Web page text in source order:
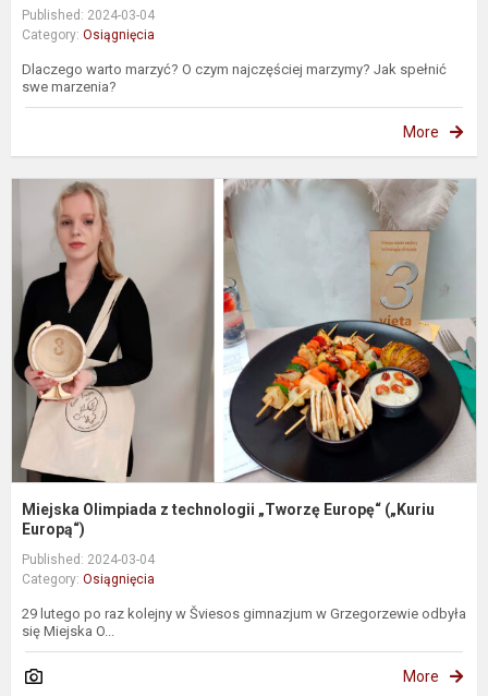
Published: 2024-03-04
Category: Osiągnięcia
Dlaczego warto marzyć? O czym najczęściej marzymy? Jak spełnić
swe marzenia?
More
Miejska Olimpiada z technologii „Tworzę Europę“ („Kuriu
Europą“)
Published: 2024-03-04
Category: Osiągnięcia
29 lutego po raz kolejny w Šviesos gimnazjum w Grzegorzewie odbyła
się Miejska O...
More